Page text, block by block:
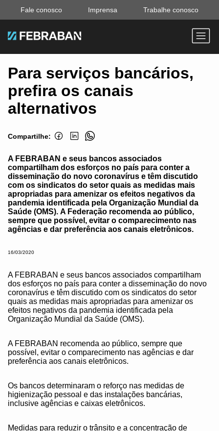
Fale conosco Imprensa Trabalhe conosco
Para serviços bancários,
prefira os canais
alternativos
Compartilhe:
A FEBRABAN e seus bancos associados
compartilham dos esforços no país para conter a
disseminação do novo coronavírus e têm discutido
com os sindicatos do setor quais as medidas mais
apropriadas para amenizar os efeitos negativos da
pandemia identificada pela Organização Mundial da
Saúde (OMS). A Federação recomenda ao público,
sempre que possível, evitar o comparecimento nas
agências e dar preferência aos canais eletrônicos.
16/03/2020
A FEBRABAN e seus bancos associados compartilham
dos esforços no país para conter a disseminação do novo
coronavírus e têm discutido com os sindicatos do setor
quais as medidas mais apropriadas para amenizar os
efeitos negativos da pandemia identificada pela
Organização Mundial da Saúde (OMS).
A FEBRABAN recomenda ao público, sempre que
possível, evitar o comparecimento nas agências e dar
preferência aos canais eletrônicos.
Os bancos determinaram o reforço nas medidas de
higienização pessoal e das instalações bancárias,
inclusive agências e caixas eletrônicos.
Medidas para reduzir o trânsito e a concentração de